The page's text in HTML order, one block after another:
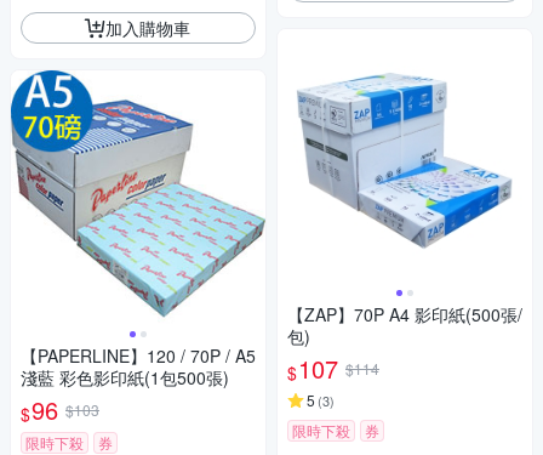
加入購物車
【PAPERLINE】120 / 70P / A5
淺藍 彩色影印紙(1包500張)
$96 $103
限時下殺
券
【ZAP】70P A4 影印紙(500張/
包)
$107 $114
5 (3)
限時下殺 券